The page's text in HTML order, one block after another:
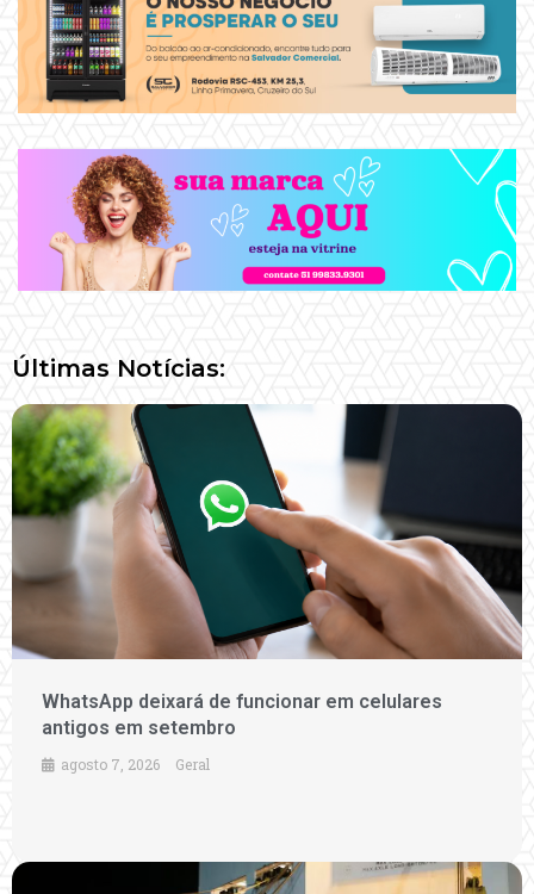
Últimas Notícias:
WhatsApp deixará de funcionar em celulares
antigos em setembro
agosto 7, 2026 Geral